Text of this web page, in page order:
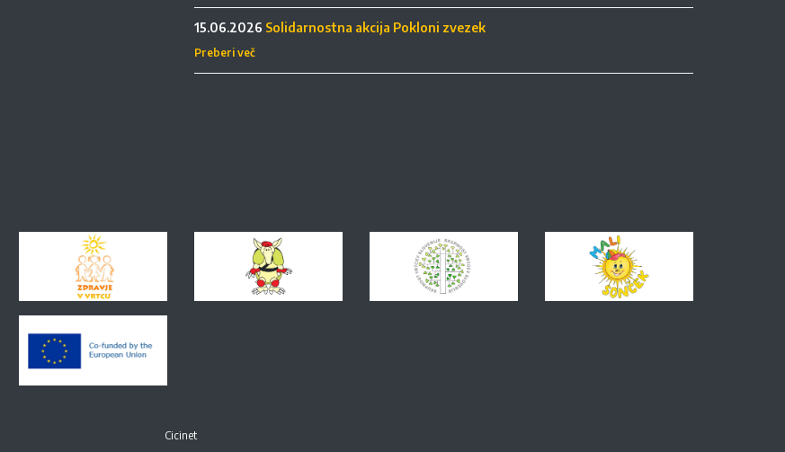
15.06.2026 Solidarnostna akcija Pokloni zvezek
Preberi več
Cicinet